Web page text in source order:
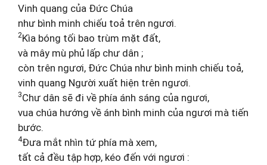
Vinh quang của Đức Chúa
như bình minh chiếu toả trên ngươi.
2Kìa bóng tối bao trùm mặt đất,
và mây mù phủ lấp chư dân ;
còn trên ngươi, Đức Chúa như bình minh chiếu toả,
vinh quang Người xuất hiện trên ngươi.
3Chư dân sẽ đi về phía ánh sáng của ngươi,
vua chúa hướng về ánh bình minh của ngươi mà tiến
bước.
4Đưa mắt nhìn tứ phía mà xem,
tất cả đều tập hợp, kéo đến với ngươi :